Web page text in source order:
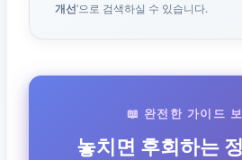
개선‘으로 검색하실 수 있습니다.
📖 완전한 가이드
놓치면 후회하는